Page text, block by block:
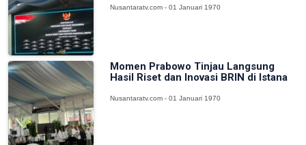
Nusantaratv.com - 01 Januari 1970
Momen Prabowo Tinjau Langsung
Hasil Riset dan Inovasi BRIN di Istana
Nusantaratv.com - 01 Januari 1970